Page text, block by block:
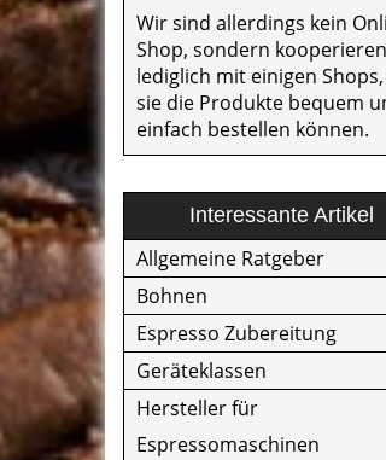
Wir sind allerdings kein
Shop, sondern kooperieren
lediglich mit einigen
sie die Produkte bequem
einfach bestellen können.
Interessante Artikel
Allgemeine Ratgeber
Bohnen
Espresso Zubereitung
Geräteklassen
Hersteller für
Espressomaschinen